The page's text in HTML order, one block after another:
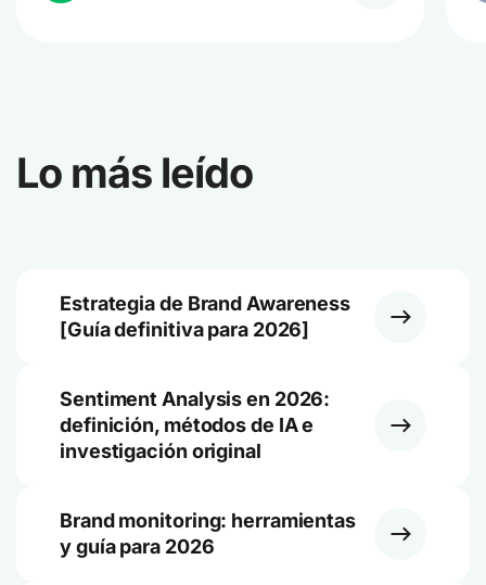
Lo más leído
Estrategia de Brand Awareness
[Guía definitiva para 2026]
Sentiment Analysis en 2026:
definición, métodos de IA e
investigación original
Brand monitoring: herramientas
y guía para 2026